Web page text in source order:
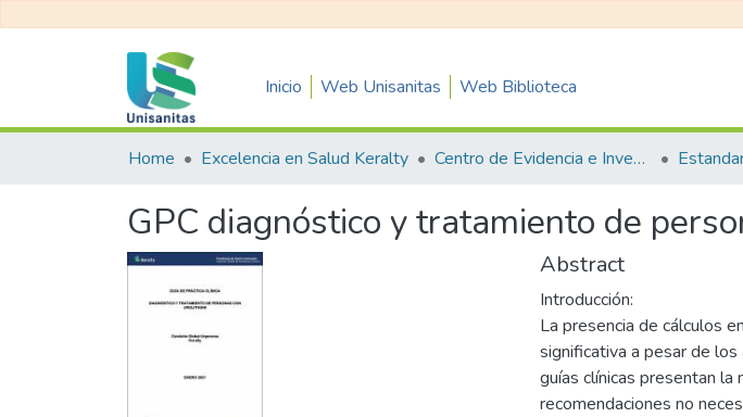
Inicio Web Unisanitas Web Biblioteca
Home Excelencia en Salud Keralty Centro de Evidencia e Investigación para las Decisiones en Salud – CEIDS
GPC diagnóstico y tratamiento de
Abstract
Introducción:
La presencia de cálculos
significativa a pesar de
guías clínicas presentan la
recomendaciones no